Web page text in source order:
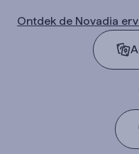
Ontdek de Novadia